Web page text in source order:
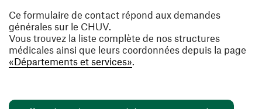
Ce formulaire de contact répond aux demandes
générales sur le CHUV.
Vous trouvez la liste complète de nos structures
médicales ainsi que leurs coordonnées depuis la page
«Départements et services».